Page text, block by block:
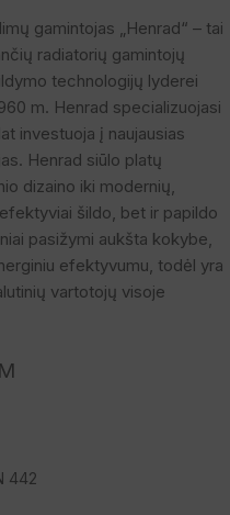
gamintojas „Henrad“ – tai
radiatorių gamintojų
technologijų lyderei
m. Henrad specializuojasi
investuoja į naujausias
Henrad siūlo platų
dizaino iki modernių,
šildo, bet ir papildo
pasižymi aukšta kokybe,
efektyvumu, todėl yra
vartotojų visoje
442